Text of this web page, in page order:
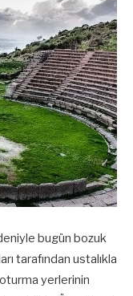
bugün bozuk
tarafından ustalıkla
yerlerinin